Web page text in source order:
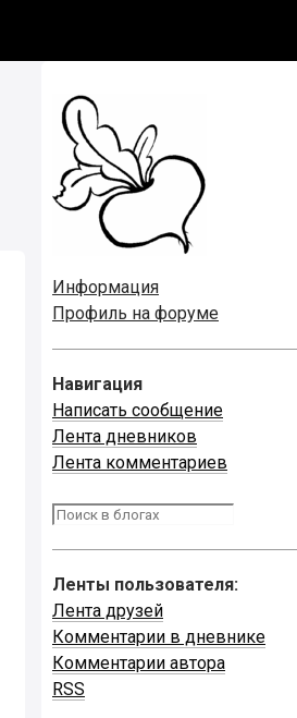
Информация
Профиль на форуме
Навигация
Написать сообщение
Лента дневников
Лента комментариев
Ленты пользователя:
Лента друзей
Комментарии в дневнике
Комментарии автора
RSS